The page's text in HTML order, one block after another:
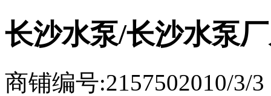
长沙水泵/长沙水泵
商铺编号:2157502010/3/